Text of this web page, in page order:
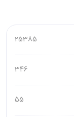
25385
346
55